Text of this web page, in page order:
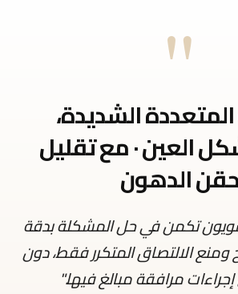
" الشديدة،
العين · مع تقليل
حقن الدهون
تكمن في حل المشكلة بدقة
ومنع الالتصاق المتكرر فقط، دون
إجراءات مرافقة مبالغ فيها."